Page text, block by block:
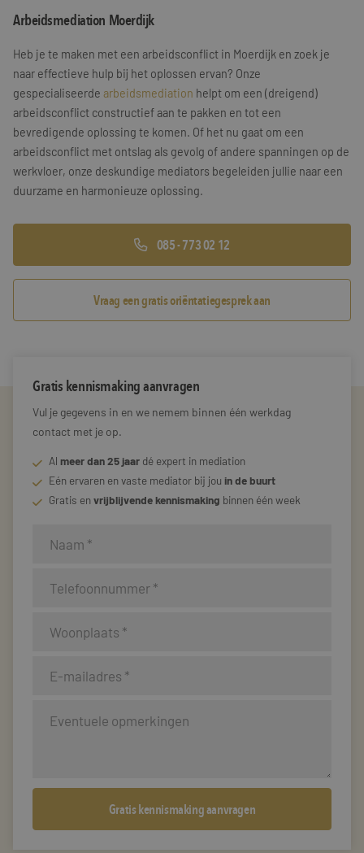
Training & Leiderschap
Referenties
Blogs
Documenten
Gratis folder
Contact
Arbeidsmediation Moerdijk
Heb je te maken met een arbeidsconflict in Moerdijk en zoek je
naar effectieve hulp bij het oplossen ervan? Onze
gespecialiseerde arbeidsmediation helpt om een (dreigend)
arbeidsconflict constructief aan te pakken en tot een
bevredigende oplossing te komen. Of het nu gaat om een
arbeidsconflict met ontslag als gevolg of andere spanningen op de
werkvloer, onze deskundige mediators begeleiden jullie naar een
duurzame en harmonieuze oplossing.
085 - 773 02 12
Vraag een gratis oriëntatiegesprek aan
Gratis kennismaking aanvragen
Vul je gegevens in en we nemem binnen één werkdag
contact met je op.
Al meer dan 25 jaar dé expert in mediation
Eén ervaren en vaste mediator bij jou in de buurt
Gratis envrijblijvende kennismaking binnen één week